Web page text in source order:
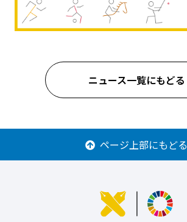
ニュース一覧にもどる
ページ上部にもどる